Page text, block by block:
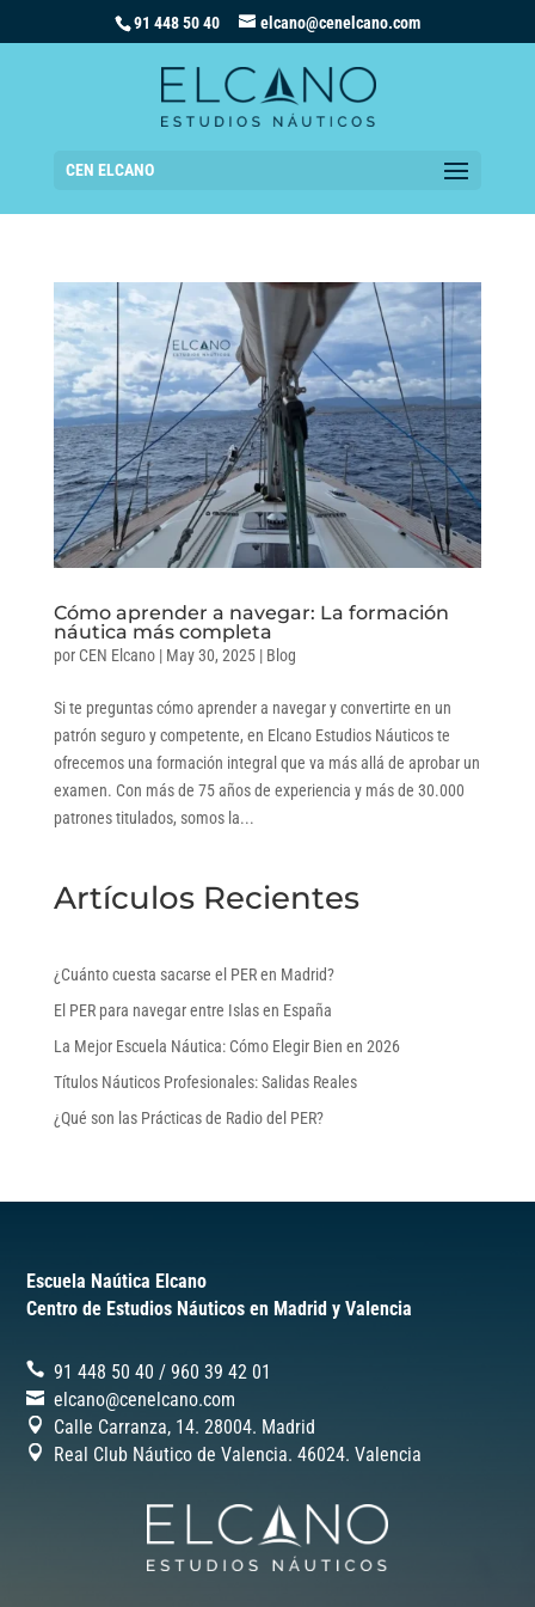
91 448 50 40 elcano@cenelcano.com
CEN ELCANO
Cómo aprender a navegar: La formación
náutica más completa
por CEN Elcano| May 30, 2025| Blog
Si te preguntas cómo aprender a navegar y convertirte en un
patrón seguro y competente, en Elcano Estudios Náuticos te
ofrecemos una formación integral que va más allá de aprobar un
examen. Con más de 75 años de experiencia y más de 30.000
patrones titulados, somos la...
Artículos Recientes
¿Cuánto cuesta sacarse el PER en Madrid?
El PER para navegar entre Islas en España
La Mejor Escuela Náutica: Cómo Elegir Bien en 2026
Títulos Náuticos Profesionales: Salidas Reales
¿Qué son las Prácticas de Radio del PER?
Escuela Naútica Elcano
Centro de Estudios Náuticos en Madrid y Valencia
91 448 50 40 /‎960 39 42 01
elcano@cenelcano.com
Calle Carranza, 14. 28004. Madrid
Real Club Náutico de Valencia. 46024. Valencia